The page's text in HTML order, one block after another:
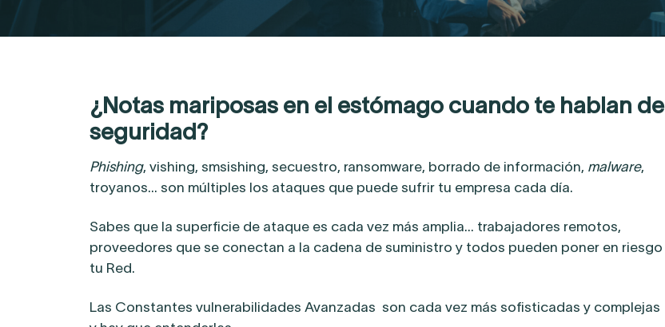
¿Notas mariposas en el estómago cuando te hablan de
seguridad?
Phishing, vishing, smsishing, secuestro, ransomware, borrado de información, malware,
troyanos… son múltiples los ataques que puede sufrir tu empresa cada día.
Sabes que la superficie de ataque es cada vez más amplia… trabajadores remotos,
proveedores que se conectan a la cadena de suministro y todos pueden poner en riesgo
tu Red.
Las Constantes vulnerabilidades Avanzadas son cada vez más sofisticadas y complejas